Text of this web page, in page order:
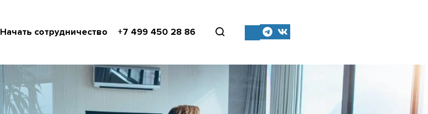
Начать сотрудничество +7 499 450 28 86